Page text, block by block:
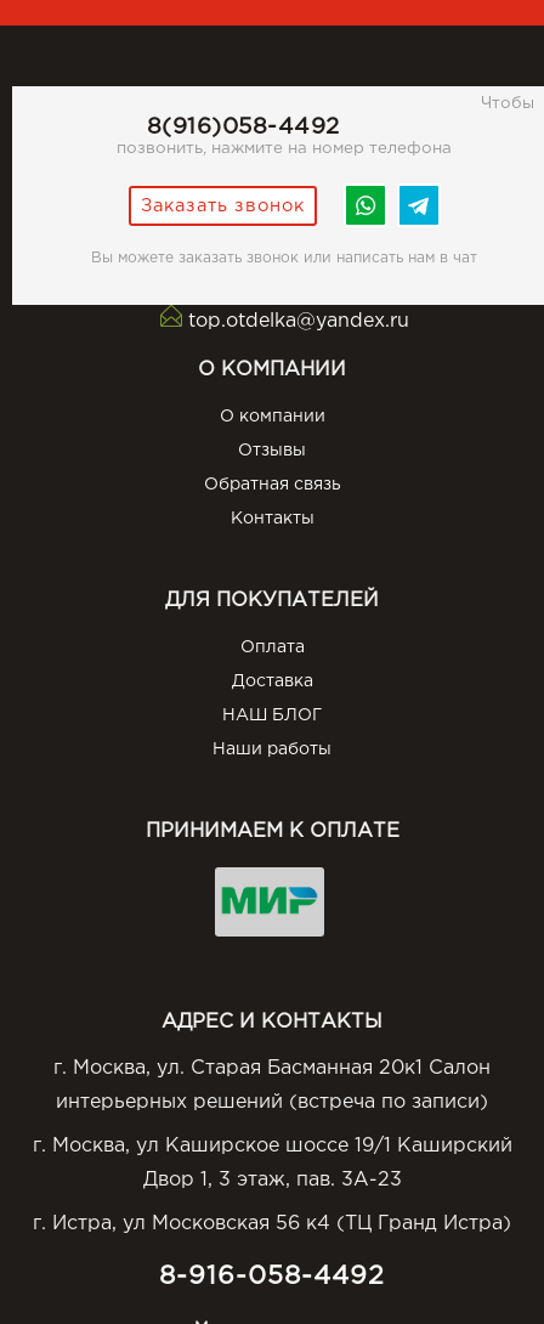
8(916)058-4492
Чтобы
позвонить, нажмите на номер телефона
Заказать звонок
Вы можете заказать звонок или написать нам в чат
top.otdelka@yandex.ru
О КОМПАНИИ
О компании
Отзывы
Обратная связь
Контакты
ДЛЯ ПОКУПАТЕЛЕЙ
Оплата
Доставка
НАШ БЛОГ
Наши работы
ПРИНИМАЕМ К ОПЛАТЕ
АДРЕС И КОНТАКТЫ
г. Москва, ул. Старая Басманная 20к1 Салон
интерьерных решений (встреча по записи)
г. Москва, ул Каширское шоссе 19/1 Каширский
Двор 1, 3 этаж, пав. 3А-23
г. Истра, ул Московская 56 к4 (ТЦ Гранд Истра)
8-916-058-4492